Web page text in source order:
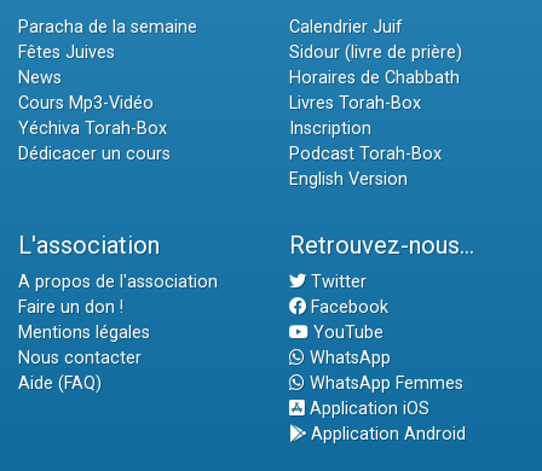
Paracha de la semaine
Fêtes Juives
News
Cours Mp3-Vidéo
Yéchiva Torah-Box
Dédicacer un cours
Calendrier Juif
Sidour (livre de prière)
Horaires de Chabbath
Livres Torah-Box
Inscription
Podcast Torah-Box
English Version
L'association
A propos de l'association
Faire un don !
Mentions légales
Nous contacter
Aide (FAQ)
Retrouvez-nous...
Twitter
Facebook
YouTube
WhatsApp
WhatsApp Femmes
Application iOS
Application Android